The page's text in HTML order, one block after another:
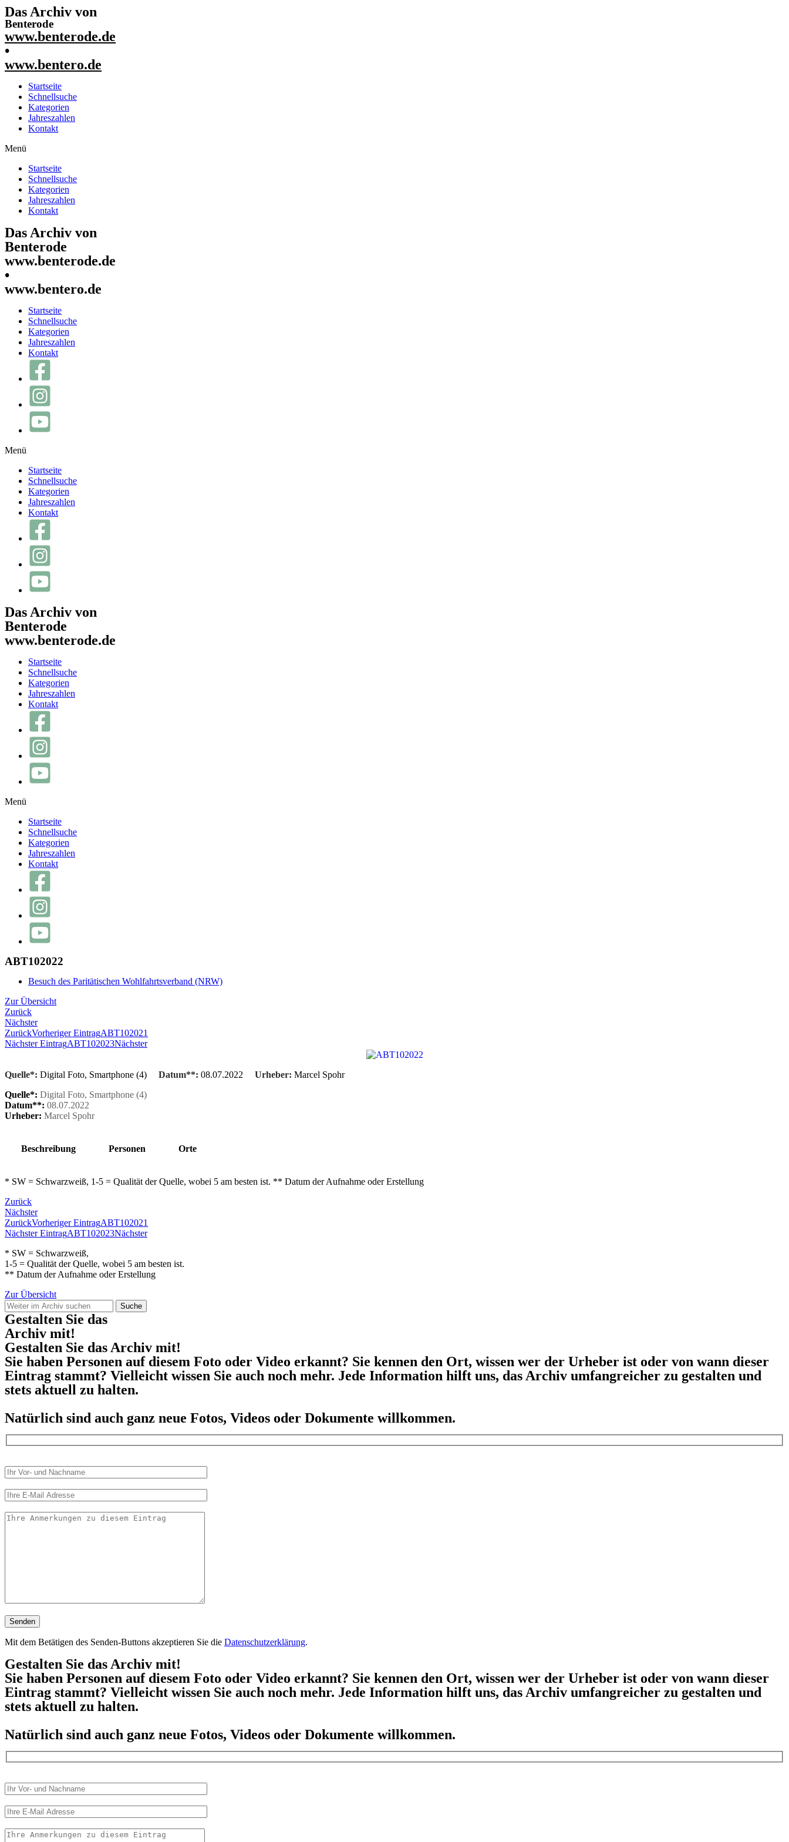
Das Archiv von
Benterode
www.benterode.de
•
www.bentero.de
Startseite
Schnellsuche
Kategorien
Jahreszahlen
Kontakt
Menü
Startseite
Schnellsuche
Kategorien
Jahreszahlen
Kontakt
Das Archiv von
Benterode
www.benterode.de
•
www.bentero.de
Startseite
Schnellsuche
Kategorien
Jahreszahlen
Kontakt
Menü
Startseite
Schnellsuche
Kategorien
Jahreszahlen
Kontakt
Das Archiv von
Benterode
www.benterode.de
Startseite
Schnellsuche
Kategorien
Jahreszahlen
Kontakt
Menü
Startseite
Schnellsuche
Kategorien
Jahreszahlen
Kontakt
ABT102022
Besuch des Paritätischen Wohlfahrtsverband (NRW)
Zur Übersicht
Zurück
Nächster
ZurückVorheriger EintragABT102021
Nächster EintragABT102023Nächster
Quelle*: Digital Foto, Smartphone (4) Datum**: 08.07.2022 Urheber: Marcel Spohr
Quelle*: Digital Foto, Smartphone (4)
Datum**: 08.07.2022
Urheber: Marcel Spohr
Beschreibung Personen Orte
* SW = Schwarzweiß, 1-5 = Qualität der Quelle, wobei 5 am besten ist. ** Datum der Aufnahme oder Erstellung
Zurück
Nächster
ZurückVorheriger EintragABT102021
Nächster EintragABT102023Nächster
* SW = Schwarzweiß,
1-5 = Qualität der Quelle, wobei 5 am besten ist.
** Datum der Aufnahme oder Erstellung
Zur Übersicht
Suche
Gestalten Sie das
Archiv mit!
Gestalten Sie das Archiv mit!
Sie haben Personen auf diesem Foto oder Video erkannt? Sie kennen den Ort, wissen wer der Urheber ist oder von wann dieser
Eintrag stammt? Vielleicht wissen Sie auch noch mehr. Jede Information hilft uns, das Archiv umfangreicher zu gestalten und
stets aktuell zu halten.
Natürlich sind auch ganz neue Fotos, Videos oder Dokumente willkommen.
Mit dem Betätigen des Senden-Buttons akzeptieren Sie die Datenschutzerklärung.
Gestalten Sie das Archiv mit!
Sie haben Personen auf diesem Foto oder Video erkannt? Sie kennen den Ort, wissen wer der Urheber ist oder von wann dieser
Eintrag stammt? Vielleicht wissen Sie auch noch mehr. Jede Information hilft uns, das Archiv umfangreicher zu gestalten und
stets aktuell zu halten.
Natürlich sind auch ganz neue Fotos, Videos oder Dokumente willkommen.